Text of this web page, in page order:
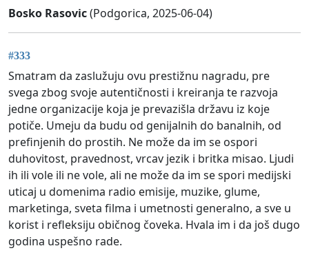
Bosko Rasovic(Podgorica, 2025-06-04)
#333
Smatram da zaslužuju ovu prestižnu nagradu, pre
svega zbog svoje autentičnosti i kreiranja te razvoja
jedne organizacije koja je prevazišla državu iz koje
potiče. Umeju da budu od genijalnih do banalnih, od
prefinjenih do prostih. Ne može da im se ospori
duhovitost, pravednost, vrcav jezik i britka misao. Ljudi
ih ili vole ili ne vole, ali ne može da im se spori medijski
uticaj u domenima radio emisije, muzike, glume,
marketinga, sveta filma i umetnosti generalno, a sve u
korist i refleksiju običnog čoveka. Hvala im i da još dugo
godina uspešno rade.